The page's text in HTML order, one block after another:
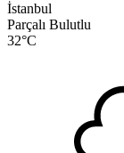
İstanbul
Parçalı Bulutlu
32°C